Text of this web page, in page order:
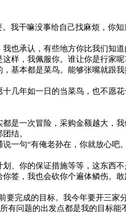
干嘛没事给自己找麻烦，你
承认，有些地方你比我们知
样，我佩服你。谁让你是行家呢
本都是菜鸟。能够张嘴就跟
年如一日的当菜鸟，也不愿花
一次冒险，采购金额越大，
结。
句“有俺老孙在，你就放心吧
你的保证措施等等，这东西
签，我也会砍你个遍体鳞伤。
完成的目标。我今年要开三家
有问题的出发点都是我的目标